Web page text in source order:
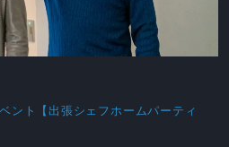
ント【出張シェフホームパーティ